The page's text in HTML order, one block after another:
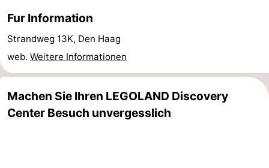
aan
Zee
Noordhollands
duinreservaat
-
Wijk
aan
Zee
-
Natur
Zuid-
-
Amsterdam
-
Fur Information
Strandweg 13K, Den Haag
web. Weitere Informationen
Machen Sie Ihren LEGOLAND Discovery
Center Besuch unvergesslich